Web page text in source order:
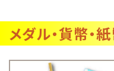
メダル・貨幣・